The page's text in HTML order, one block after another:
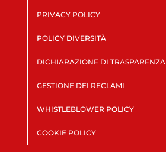
PRIVACY POLICY
POLICY DIVERSITÀ
DICHIARAZIONE DI TRASPARENZA
GESTIONE DEI RECLAMI
WHISTLEBLOWER POLICY
COOKIE POLICY